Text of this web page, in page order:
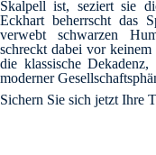
Skalpell ist, seziert sie
Eckhart beherrscht das
verwebt schwarzen
schreckt dabei vor
die klassische
moderner
Sichern Sie sich jetzt Ihre